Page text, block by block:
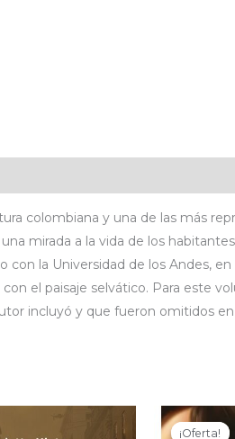
colombiana y una de las más
mirada a la vida de los
con la Universidad de los Andes,
el paisaje selvático. Para este
incluyó y que fueron omitidos
¡Oferta!
¡Oferta!